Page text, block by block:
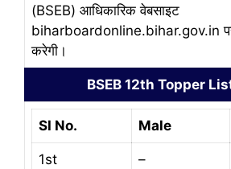
(BSEB) आधिकारिक वेबसाइट
biharboardonline.bihar.gov.in पर
करेगी।
BSEB 12th Topper
SI No. Male
1st –